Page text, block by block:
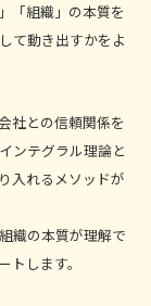
「組織」の本質を
て動き出すかをよ
社との信頼関係を
ンテグラル理論と
入れるメソッドが
織の本質が理解で
します。